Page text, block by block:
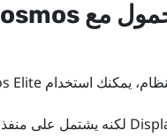
مع
يمكنك استخدام Elite
لكنه يشتمل على منفذ